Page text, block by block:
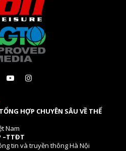
HỢP CHUYÊN SÂU VỀ THỂ
Nam
–TTĐT
tin và truyền thông Hà Nội